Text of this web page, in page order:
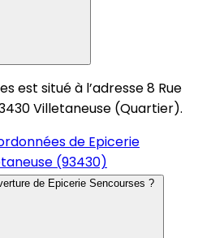
est situé à l’adresse 8 Rue
Villetaneuse (Quartier).
de Epicerie
(93430)
de Epicerie Sencourses ?